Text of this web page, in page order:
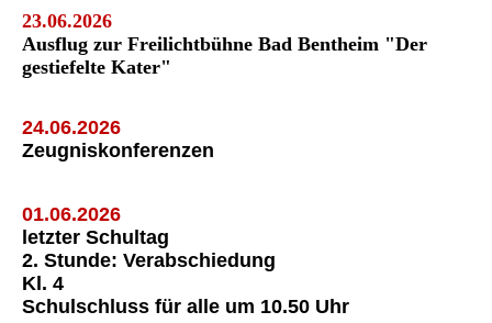
23.06.2026
Ausflug zur Freilichtbühne Bad Bentheim "Der
gestiefelte Kater"
24.06.2026
Zeugniskonferenzen
01.06.2026
letzter Schultag
2. Stunde: Verabschiedung
Kl. 4
Schulschluss für alle um 10.50 Uhr